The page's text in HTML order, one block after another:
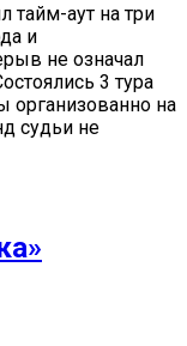
тайм-аут на три
и
не означал
3 тура
организованно на
судьи не